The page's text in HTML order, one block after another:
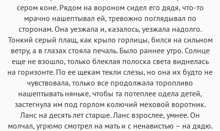
сером коне. Рядом на вороном сидел его дядя, что-то
мрачно нашептывал ей, тревожно поглядывал по
сторонам. Она уезжала и, казалось, уезжала надолго.
Тонкий серый плащ, как крыло горлицы, бился на сильном
ветру, а в глазах стояла печаль. Было раннее утро. Солнце
еще не взошло, только блеклая полоска света виднелась
на горизонте. По ее щекам текли слезы, но она их будто не
чувствовала, только все продолжала торопливо
нашептывать няньке, чтобы та потеплее одела детей,
застегнула им под горлом колючий меховой воротник.
Ланс на десять лет старше. Ланс взрослее, умнее. Он
молчал, угрюмо смотрел на мать и с ненавистью – на дядю.